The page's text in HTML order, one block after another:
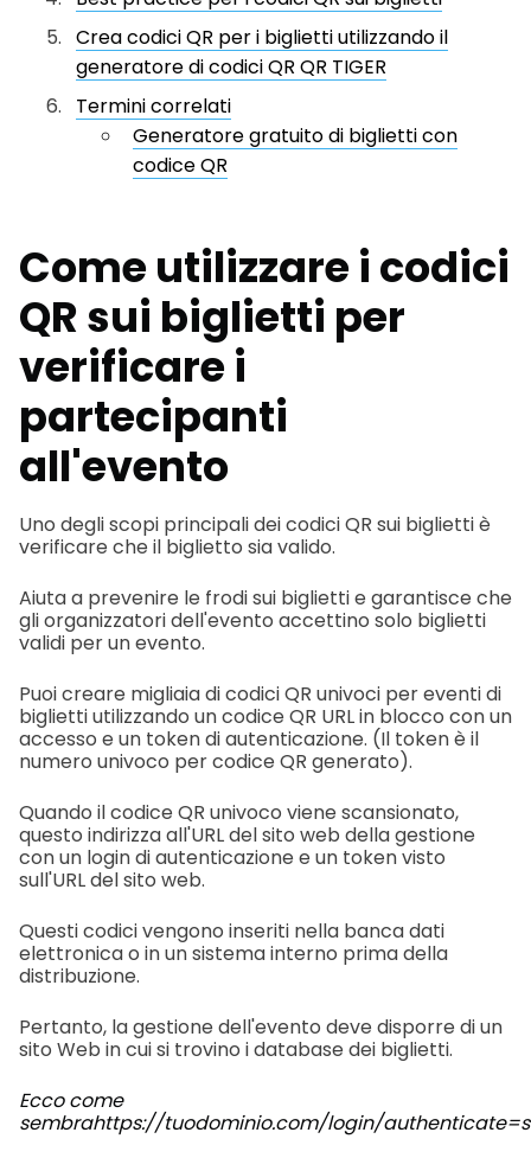
Crea codici QR per i biglietti utilizzando il
generatore di codici QR QR TIGER
Termini correlati
Generatore gratuito di biglietti con
codice QR
Come utilizzare i codici
QR sui biglietti per
verificare i
partecipanti
all'evento
Uno degli scopi principali dei codici QR sui biglietti è
verificare che il biglietto sia valido.
Aiuta a prevenire le frodi sui biglietti e garantisce che
gli organizzatori dell'evento accettino solo biglietti
validi per un evento.
Puoi creare migliaia di codici QR univoci per eventi di
biglietti utilizzando un codice QR URL in blocco con un
accesso e un token di autenticazione. (Il token è il
numero univoco per codice QR generato).
Quando il codice QR univoco viene scansionato,
questo indirizza all'URL del sito web della gestione
con un login di autenticazione e un token visto
sull'URL del sito web.
Questi codici vengono inseriti nella banca dati
elettronica o in un sistema interno prima della
distribuzione.
Pertanto, la gestione dell'evento deve disporre di un
sito Web in cui si trovino i database dei biglietti.
Ecco come
sembrahttps://tuodominio.com/login/